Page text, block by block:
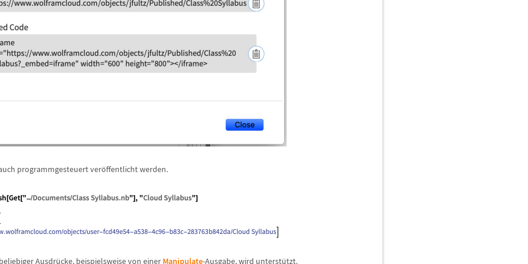
programmgesteuert veröffentlicht werden.
Ausdrücke, beispielsweise von einer Manipulate-Ausgabe, wird unterstützt.